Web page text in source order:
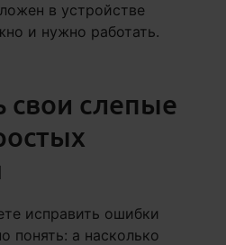
в устройстве
и нужно работать.
свои слепые
исправить ошибки
понять: а насколько